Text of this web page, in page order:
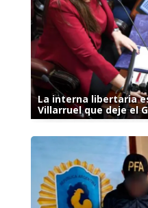
La interna libertaria
Villarruel que deje el